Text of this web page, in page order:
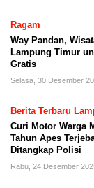
Ragam
Way Pandan,
Lampung Timur
Gratis
Selasa, 30 Desember
Berita Terbaru
Curi Motor Warga
Tahun Apes
Ditangkap Polisi
Rabu, 24 Desember